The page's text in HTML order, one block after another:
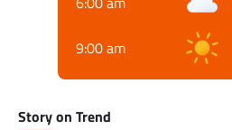
9:00 am
Story on Trend